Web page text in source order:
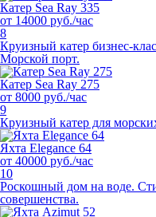
Катер Sea Ray 335
от 14000 руб./час
8
Круизный катер бизнес-
Морской порт.
Катер Sea Ray 275
от 8000 руб./час
9
Круизный катер для
Яхта Elegance 64
от 40000 руб./час
10
Роскошный дом на воде.
совершенства.